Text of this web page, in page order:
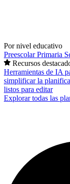
Por nivel educativo
PreescolarPrimaria
Recursos
Herramientas de IA
simplificar la
listos para editar
Explorar todas las